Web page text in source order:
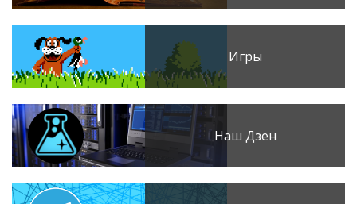
Игры
Наш Дзен